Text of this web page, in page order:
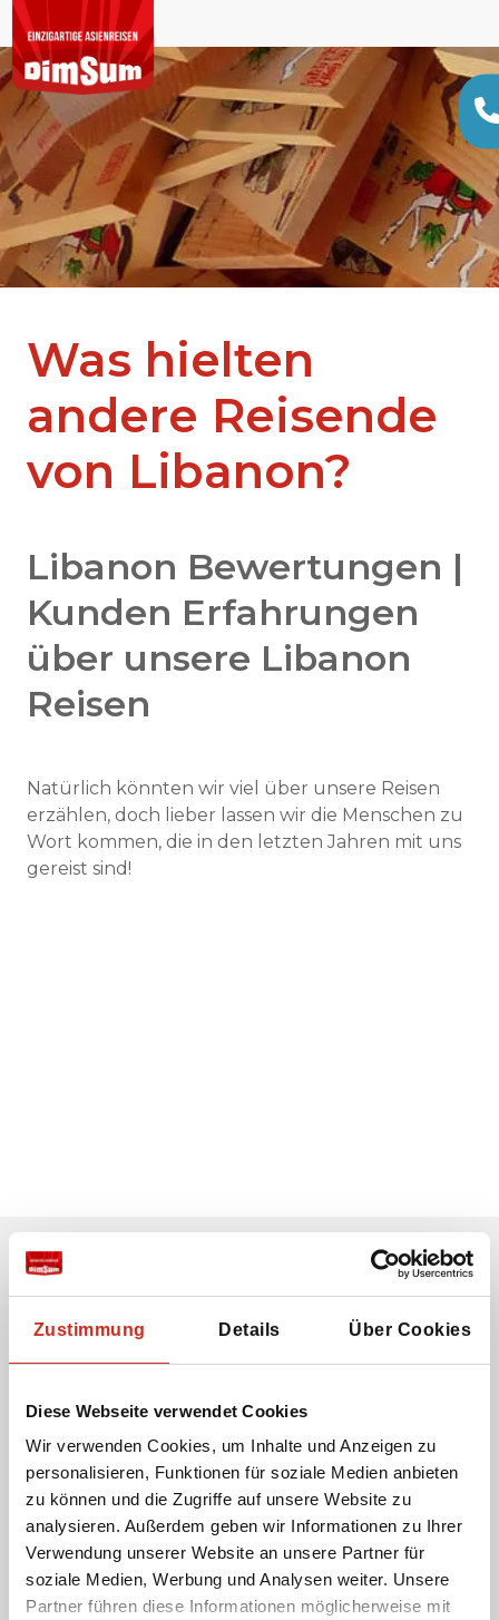
Zustimmung Details Über Cookies
Diese Webseite verwendet Cookies
Wir verwenden Cookies, um Inhalte und Anzeigen zu
personalisieren, Funktionen für soziale Medien anbieten
zu können und die Zugriffe auf unsere Website zu
analysieren. Außerdem geben wir Informationen zu Ihrer
Verwendung unserer Website an unsere Partner für
soziale Medien, Werbung und Analysen weiter. Unsere
Partner führen diese Informationen möglicherweise mit
Was hielten
andere Reisende
von Libanon?
Libanon Bewertungen |
Kunden Erfahrungen
über unsere Libanon
Reisen
Natürlich könnten wir viel über unsere Reisen
erzählen, doch lieber lassen wir die Menschen zu
Wort kommen, die in den letzten Jahren mit uns
gereist sind!
Erhalten Sie unseren Newsletter
Ihre E-Mail-Adresse:
Adresse zu, damit ich den Newsletter von Dimsum
Reisen erhalten kann.
Cookies und Datenschutz